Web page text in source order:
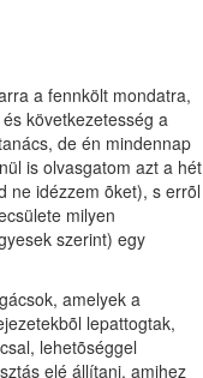
a fennkölt mondatra,
következetesség a
de én mindennap
is olvasgatom azt a hét
ne idézzem õket), s errõl
milyen
szerint) egy
amelyek a
lepattogtak,
lehetõséggel
elé állítani, amihez